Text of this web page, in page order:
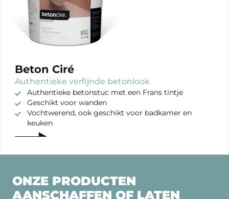
Beton Ciré
Authentieke verfijnde betonlook
Authentieke betonstuc met een Frans tintje
Geschikt voor wanden
Vochtwerend, ook geschikt voor badkamer en
keuken
ONZE PRODUCTEN
AANSCHAFFEN OF LATEN